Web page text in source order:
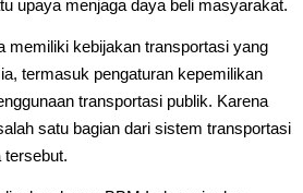
upaya menjaga daya beli masyarakat.
memiliki kebijakan transportasi yang
termasuk pengaturan kepemilikan
transportasi publik. Karena
satu bagian dari sistem transportasi
tersebut.